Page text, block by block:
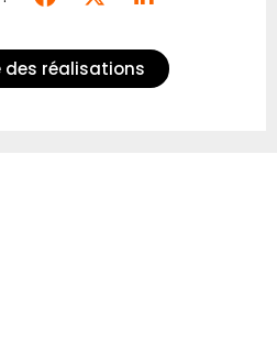
des réalisations